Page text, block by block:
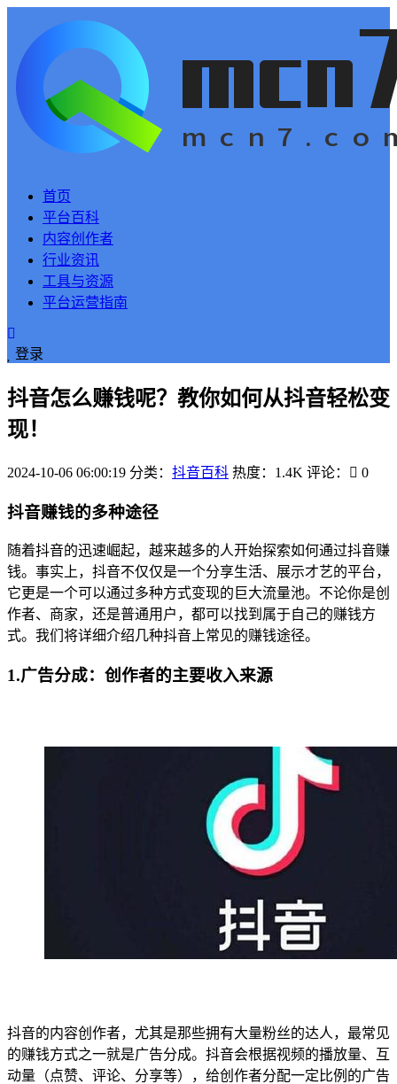
首页
平台百科
内容创作者
行业资讯
工具与资源
平台运营指南
登录
抖音怎么赚钱呢？教你如何从抖音轻松变
现！
2024-10-06 06:00:19 分类： 抖音百科 热度：1.4K 评论： 0
抖音赚钱的多种途径
随着抖音的迅速崛起，越来越多的人开始探索如何通过抖音赚
钱。事实上，抖音不仅仅是一个分享生活、展示才艺的平台，
它更是一个可以通过多种方式变现的巨大流量池。不论你是创
作者、商家，还是普通用户，都可以找到属于自己的赚钱方
式。我们将详细介绍几种抖音上常见的赚钱途径。
1.广告分成：创作者的主要收入来源
抖音的内容创作者，尤其是那些拥有大量粉丝的达人，最常见
的赚钱方式之一就是广告分成。抖音会根据视频的播放量、互
动量（点赞、评论、分享等），给创作者分配一定比例的广告